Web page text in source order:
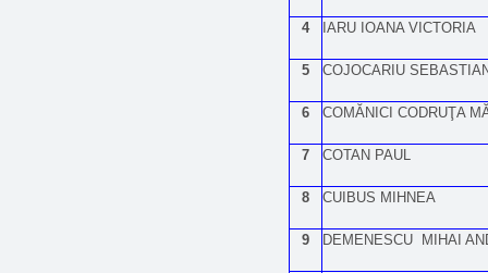
4 IARU IOANA VICTORIA
5 COJOCARIU
6 COMĂNICI CODRUŢA
7 COTAN PAUL
8 CUIBUS MIHNEA
9 DEMENESCU MIHAI